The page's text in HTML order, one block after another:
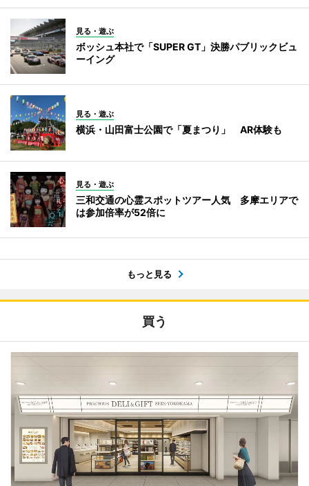
見る・遊ぶ
ボッシュ本社で「SUPER GT」決勝パブリックビュ
ーイング
見る・遊ぶ
横浜・山田富士公園で「夏まつり」 AR体験も
見る・遊ぶ
三和交通の心霊スポットツアー人気 多摩エリアで
は参加倍率が52倍に
もっと見る
買う